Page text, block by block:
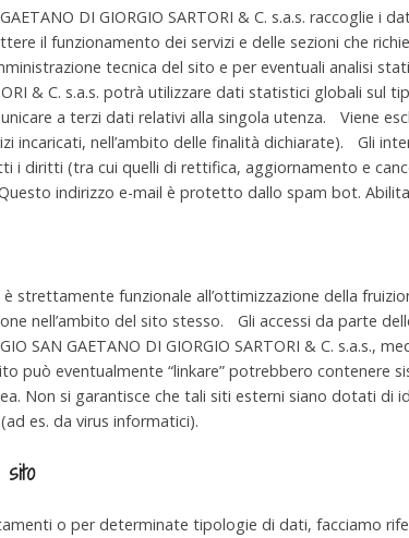
DI GIORGIO SARTORI & C. s.a.s. raccoglie i
il funzionamento dei servizi e delle sezioni che
tecnica del sito e per eventuali analisi
& C. s.a.s. potrà utilizzare dati statistici globali
a terzi dati relativi alla singola utenza. Viene
incaricati, nell’ambito delle finalità dichiarate). Gli
i diritti (tra cui quelli di rettifica, aggiornamento e
indirizzo e-mail è protetto dallo spam bot.
è strettamente funzionale all’ottimizzazione della
nell’ambito del sito stesso. Gli accessi da parte
SAN GAETANO DI GIORGIO SARTORI & C. s.a.s.,
può eventualmente “linkare” potrebbero contenere
Non si garantisce che tali siti esterni siano dotati di
es. da virus informatici).
sito
o per determinate tipologie di dati, facciamo